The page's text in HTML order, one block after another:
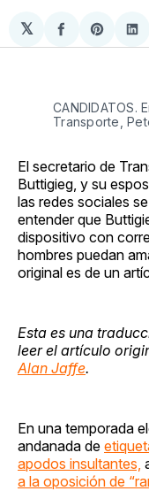
𝕏
Compartir
en
Share
on
CANDIDATOS.
Transporte,
El secretario de
Buttigieg, y su
las redes sociales
entender que
dispositivo con
hombres puedan
original es de un
Esta es una
leer el artículo
Alan Jaffe.
En una temporada
andanada de
apodos insultantes,
a la oposición de